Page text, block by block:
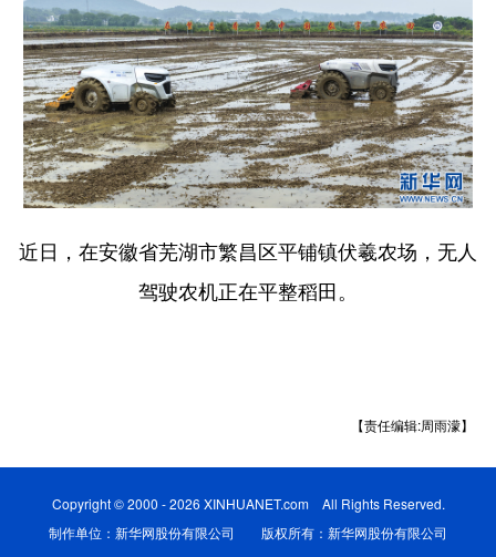
近日，在安徽省芜湖市繁昌区平铺镇伏羲农场，无人
驾驶农机正在平整稻田。
【责任编辑:周雨濛】
Copyright © 2000 - 2026 XINHUANET.com All Rights Reserved.
制作单位：新华网股份有限公司 版权所有：新华网股份有限公司